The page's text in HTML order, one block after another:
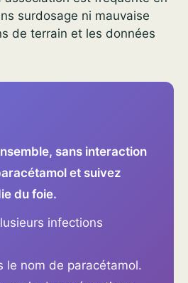
surdosage ni mauvaise
de terrain et les données
sans interaction
et suivez
du foie.
infections
le nom de paracétamol.